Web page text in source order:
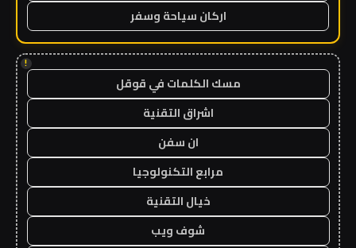
اركان سياحة وسفر
!
مسك الكلمات في قوقل
اشراق التقنية
ان سفن
مرابع التكنولوجيا
خيال التقنية
شوف ويب